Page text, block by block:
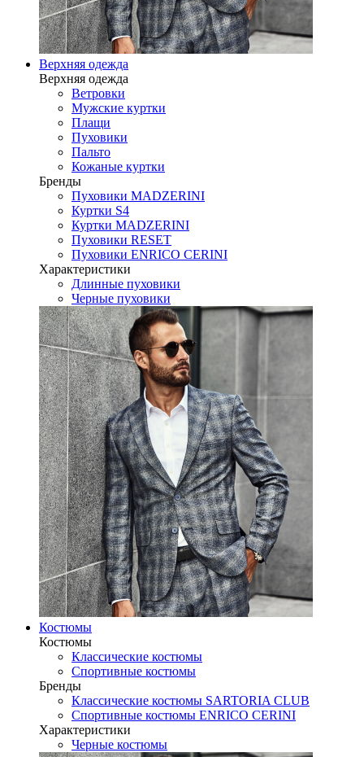
Верхняя одежда
Верхняя одежда
Ветровки
Мужские куртки
Плащи
Пуховики
Пальто
Кожаные куртки
Бренды
Пуховики MADZERINI
Куртки S4
Куртки MADZERINI
Пуховики RESET
Пуховики ENRICO CERINI
Характеристики
Длинные пуховики
Черные пуховики
Костюмы
Костюмы
Классические костюмы
Спортивные костюмы
Бренды
Классические костюмы SARTORIA CLUB
Спортивные костюмы ENRICO CERINI
Характеристики
Черные костюмы